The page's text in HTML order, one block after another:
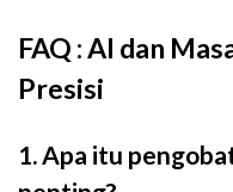
FAQ : AI dan
Presisi
1. Apa itu